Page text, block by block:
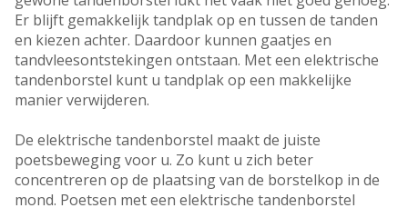
Er blijft gemakkelijk tandplak op en tussen de tanden
en kiezen achter. Daardoor kunnen gaatjes en
tandvleesontstekingen ontstaan. Met een elektrische
tandenborstel kunt u tandplak op een makkelijke
manier verwijderen.
De elektrische tandenborstel maakt de juiste
poetsbeweging voor u. Zo kunt u zich beter
concentreren op de plaatsing van de borstelkop in de
mond. Poetsen met een elektrische tandenborstel